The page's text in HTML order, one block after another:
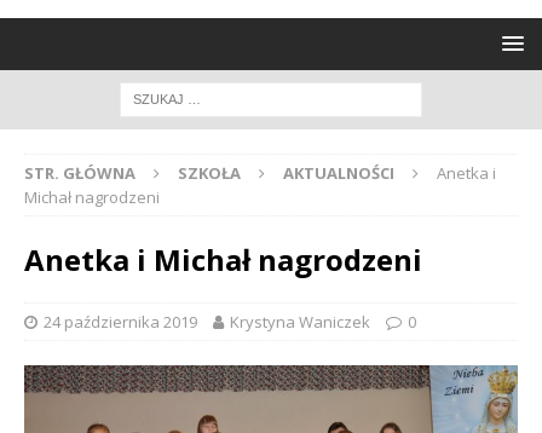
STR. GŁÓWNA SZKOŁA AKTUALNOŚCI
Anetka i
Michał nagrodzeni
Anetka i Michał nagrodzeni
24 października 2019 Krystyna Waniczek 0